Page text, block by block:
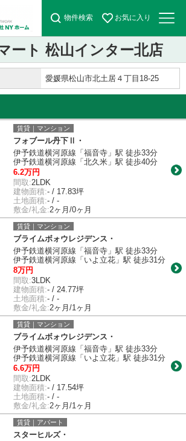
物件検索 お気に入り
ート 松山インター北店
愛媛県松山市北土居４丁目18-25
賃貸｜マンション
フォブール丹下Ⅱ・
伊予鉄道横河原線「福音寺」駅 徒歩33分
伊予鉄道横河原線「北久米」駅 徒歩40分
6.2万円
間取:2LDK
建物面積:- / 17.83坪
土地面積:- / -
敷金/礼金:2ヶ月/0ヶ月
賃貸｜マンション
ブライムボォウレジデンス・
伊予鉄道横河原線「福音寺」駅 徒歩33分
伊予鉄道横河原線「いよ立花」駅 徒歩31分
8万円
間取:3LDK
建物面積:- / 24.77坪
土地面積:- / -
敷金/礼金:2ヶ月/1ヶ月
賃貸｜マンション
ブライムボォウレジデンス・
伊予鉄道横河原線「福音寺」駅 徒歩33分
伊予鉄道横河原線「いよ立花」駅 徒歩31分
6.6万円
間取:2LDK
建物面積:- / 17.54坪
土地面積:- / -
敷金/礼金:2ヶ月/1ヶ月
賃貸｜アパート
スターヒルズ・